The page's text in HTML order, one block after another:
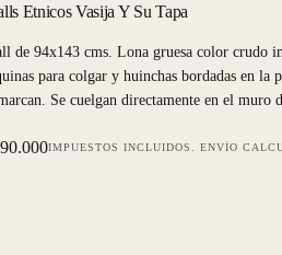
Etnicos Vasija Y Su Tapa
de 94x143 cms. Lona gruesa color crudo
para colgar y huinchas bordadas en la
Se cuelgan directamente en el muro
IMPUESTOS INCLUIDOS. ENVÍO